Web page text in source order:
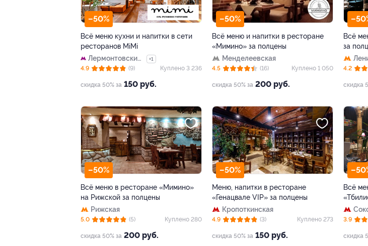
–50%
Всё меню кухни и напитки в сети
ресторанов MiMi
Лермонтовский
проспект
+1
скидка 50% за 150 руб.
4.9 (9) Куплено 3 236
–50%
Всё меню и напитки в ресторане
«Мимино» за полцены
Менделеевская
скидка 50% за 200 руб.
4.5 (16) Куплено 1 050
Всё
за
скидка
4.2
–50%
Всё меню в ресторане «Мимино»
на Рижской за полцены
Рижская
скидка 50% за 200 руб.
5.0 (5) Куплено 280
–50%
Меню, напитки в ресторане
«Генацвале VIP» за полцены
Кропоткинская
скидка 50% за 150 руб.
4.9 (3) Куплено 273
Всё
скидка
3.9